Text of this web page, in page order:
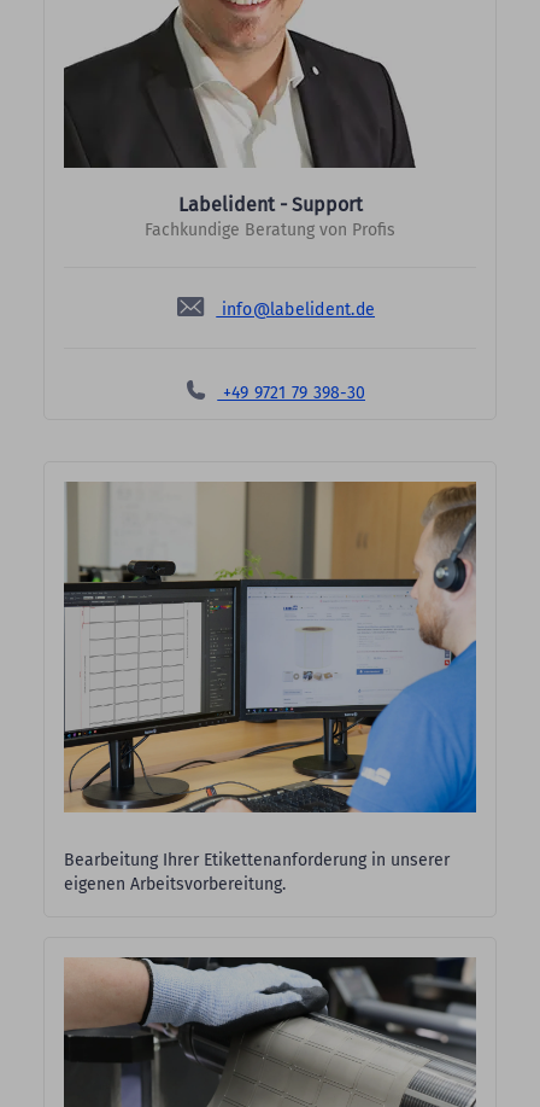
Labelident - Support
Fachkundige Beratung von Profis
info@labelident.de
+49 9721 79 398-30
Bearbeitung Ihrer Etikettenanforderung in unserer
eigenen Arbeitsvorbereitung.